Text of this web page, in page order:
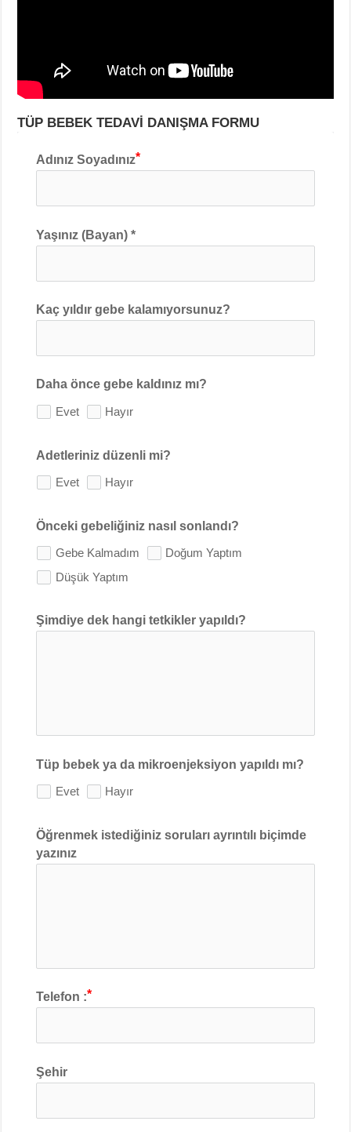
TÜP BEBEK TEDAVİ DANIŞMA FORMU
Adınız Soyadınız
Yaşınız (Bayan) *
Kaç yıldır gebe kalamıyorsunuz?
Daha önce gebe kaldınız mı?
Evet Hayır
Adetleriniz düzenli mi?
Evet Hayır
Önceki gebeliğiniz nasıl sonlandı?
Gebe Kalmadım
Doğum Yaptım
Düşük Yaptım
Şimdiye dek hangi tetkikler yapıldı?
Tüp bebek ya da mikroenjeksiyon yapıldı mı?
Evet Hayır
Öğrenmek istediğiniz soruları ayrıntılı biçimde
yazınız
Telefon :
Şehir